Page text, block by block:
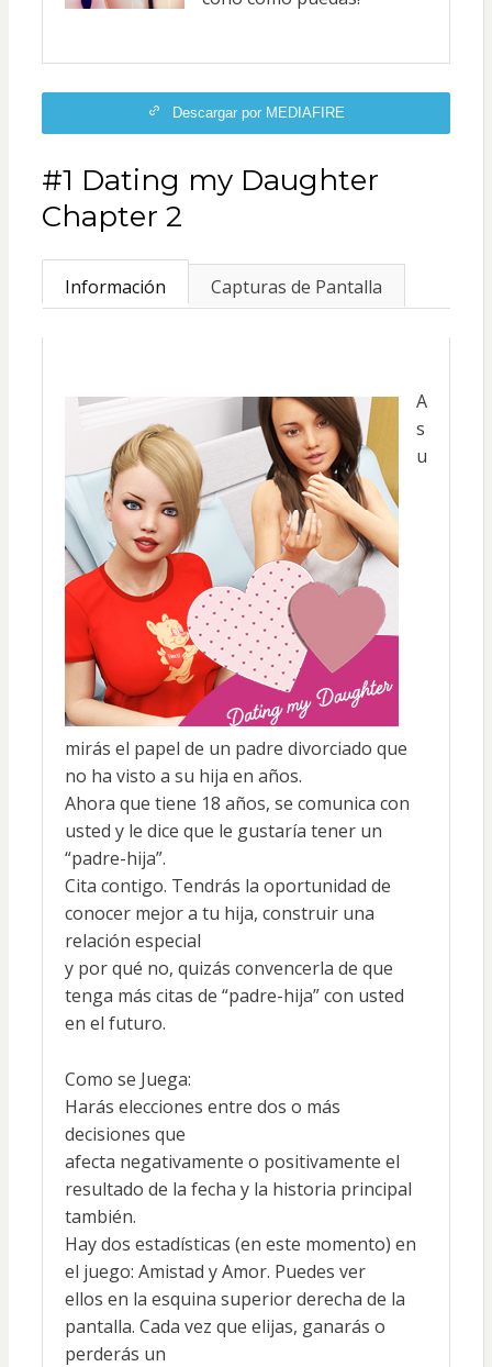
Descargar por MEDIAFIRE
#1 Dating my Daughter
Chapter 2
Información Capturas de Pantalla
A
s
u
mirás el papel de un padre divorciado que
no ha visto a su hija en años.
Ahora que tiene 18 años, se comunica con
usted y le dice que le gustaría tener un
“padre-hija”.
Cita contigo. Tendrás la oportunidad de
conocer mejor a tu hija, construir una
relación especial
y por qué no, quizás convencerla de que
tenga más citas de “padre-hija” con usted
en el futuro.
Como se Juega:
Harás elecciones entre dos o más
decisiones que
afecta negativamente o positivamente el
resultado de la fecha y la historia principal
también.
Hay dos estadísticas (en este momento) en
el juego: Amistad y Amor. Puedes ver
ellos en la esquina superior derecha de la
pantalla. Cada vez que elijas, ganarás o
perderás un